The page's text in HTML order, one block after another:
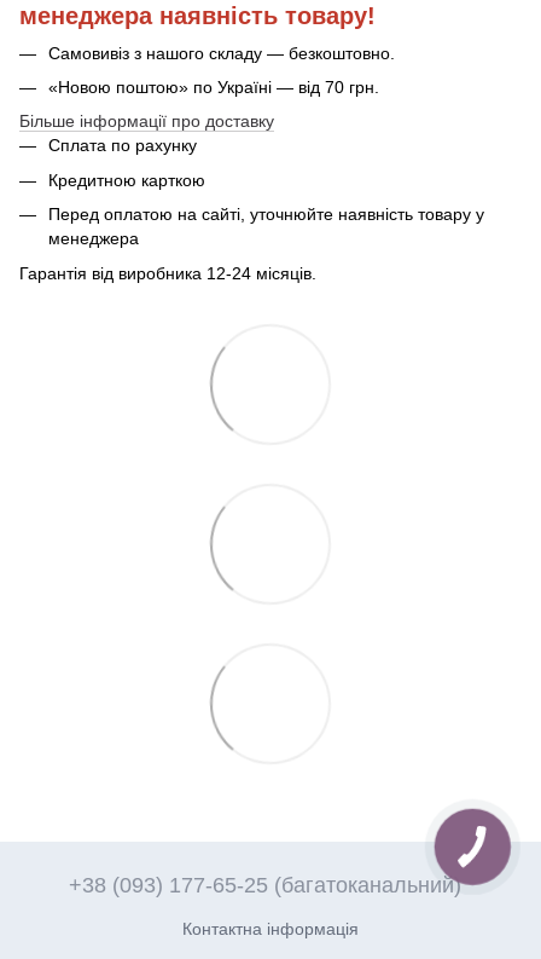
менеджера наявність товару!
Самовивіз з нашого складу — безкоштовно.
«Новою поштою» по Україні — від 70 грн.
Більше інформації про доставку
Сплата по рахунку
Кредитною карткою
Перед оплатою на сайті, уточнюйте наявність товару у
менеджера
Гарантія від виробника 12-24 місяців.
+38 (093) 177-65-25 (багатоканальний)
Контактна інформація